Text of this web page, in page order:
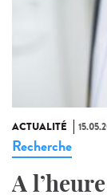
ACTUALITÉ
Recherche
A